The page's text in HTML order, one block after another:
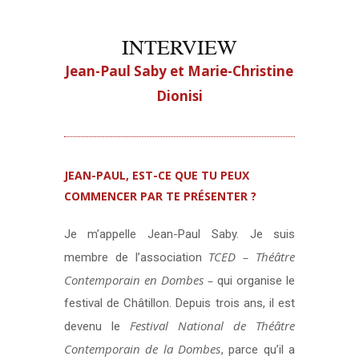
INTERVIEW
Jean-Paul Saby et Marie-Christine
Dionisi
JEAN-PAUL, EST-CE QUE TU PEUX
COMMENCER PAR TE PRÉSENTER ?
Je m’appelle Jean-Paul Saby. Je suis
membre de l’association TCED – Théâtre
Contemporain en Dombes – qui organise le
festival de Châtillon. Depuis trois ans, il est
devenu le Festival National de Théâtre
Contemporain de la Dombes, parce qu’il a